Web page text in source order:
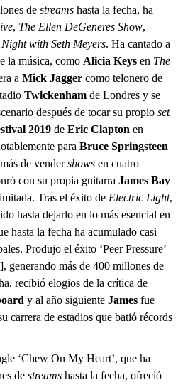
de streams hasta la fecha, ha
, The Ellen DeGeneres Show,
with Seth Meyers. Ha cantado a
la música, como Alicia Keys en The
a Mick Jagger como telonero de
Twickenham de Londres y se
después de tocar su propio set
2019 de Eric Clapton en
para Bruce Springsteen
de vendershows en cuatro
con su propia guitarra James Bay
Tras el éxito de Electric Light,
hasta dejarlo en lo más esencial en
hasta la fecha ha acumulado casi
Produjo el éxito ‘Peer Pressure’
], generando más de 400 millones de
recibió elogios de la crítica de
y al año siguiente James fue
carrera de estadios que batió récords
‘Chew On My Heart’, que ha
de streams hasta la fecha, ofreció